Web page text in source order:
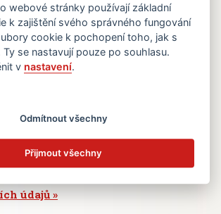
knížka
místa
Praha 6)
údajů
webové stránky používají základní
k zajištění svého správného fungování
cookie k pochopení toho, jak s
Ty se nastavují pouze po souhlasu.
v nastavení.
Odmítnout všechny
Přijmout všechny